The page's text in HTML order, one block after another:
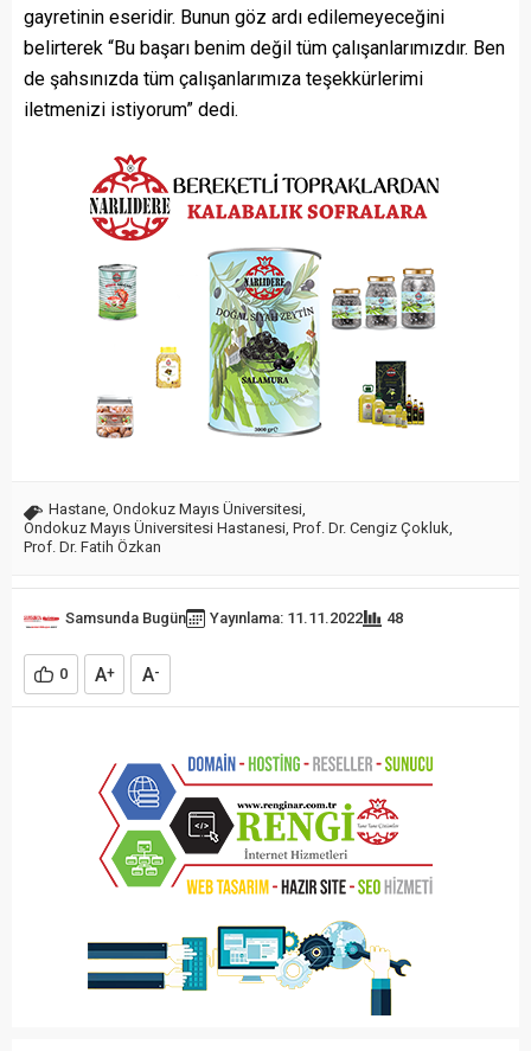
gayretinin eseridir. Bunun göz ardı edilemeyeceğini
belirterek “Bu başarı benim değil tüm çalışanlarımızdır. Ben
de şahsınızda tüm çalışanlarımıza teşekkürlerimi
iletmenizi istiyorum” dedi.
Hastane, Ondokuz Mayıs Üniversitesi,
Ondokuz Mayıs Üniversitesi Hastanesi, Prof. Dr. Cengiz Çokluk,
Prof. Dr. Fatih Özkan
Samsunda Bugün Yayınlama: 11.11.2022 48
0 A+ A-